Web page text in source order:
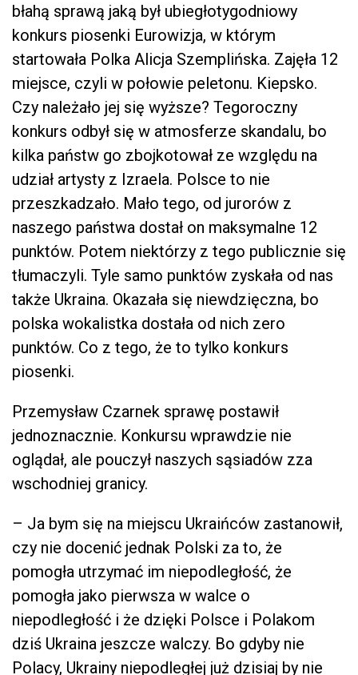
błahą sprawą jaką był ubiegłotygodniowy
konkurs piosenki Eurowizja, w którym
startowała Polka Alicja Szemplińska. Zajęła 12
miejsce, czyli w połowie peletonu. Kiepsko.
Czy należało jej się wyższe? Tegoroczny
konkurs odbył się w atmosferze skandalu, bo
kilka państw go zbojkotował ze względu na
udział artysty z Izraela. Polsce to nie
przeszkadzało. Mało tego, od jurorów z
naszego państwa dostał on maksymalne 12
punktów. Potem niektórzy z tego publicznie się
tłumaczyli. Tyle samo punktów zyskała od nas
także Ukraina. Okazała się niewdzięczna, bo
polska wokalistka dostała od nich zero
punktów. Co z tego, że to tylko konkurs
piosenki.
Przemysław Czarnek sprawę postawił
jednoznacznie. Konkursu wprawdzie nie
oglądał, ale pouczył naszych sąsiadów zza
wschodniej granicy.
– Ja bym się na miejscu Ukraińców zastanowił,
czy nie docenić jednak Polski za to, że
pomogła utrzymać im niepodległość, że
pomogła jako pierwsza w walce o
niepodległość i że dzięki Polsce i Polakom
dziś Ukraina jeszcze walczy. Bo gdyby nie
Polacy, Ukrainy niepodległej już dzisiaj by nie